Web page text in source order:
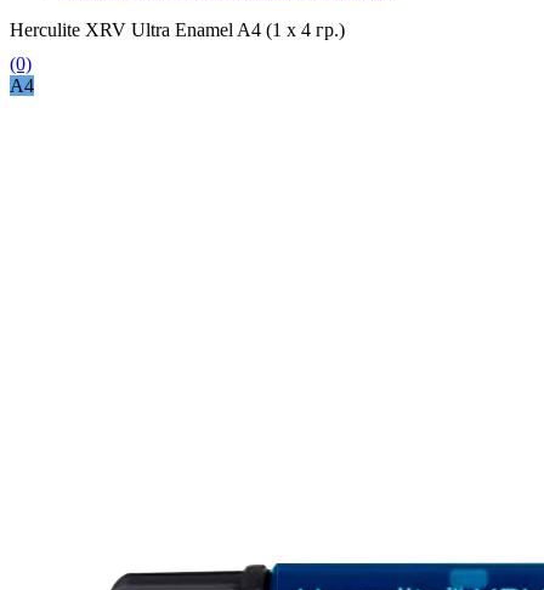
Herculite XRV Ultra Enamel A4 (1 x 4 гр.)
(0)
A4